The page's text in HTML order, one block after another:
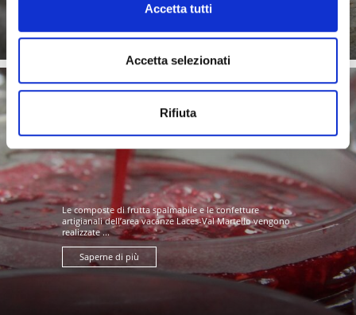
Accetta tutti
Accetta selezionati
Rifiuta
Le composte di frutta spalmabile e le confetture
artigianali dell’area vacanze Laces-Val Martello vengono
realizzate ...
Saperne di più